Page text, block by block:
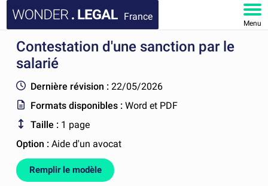
France
Menu
ACCUEIL
FAQ
MON COMPTE
Contestation d'une sanction par le
salarié
Dernière révision : 22/05/2026
Formats disponibles :Word et PDF
Taille : 1 page
Option :Aide d'un avocat
Remplir le modèle